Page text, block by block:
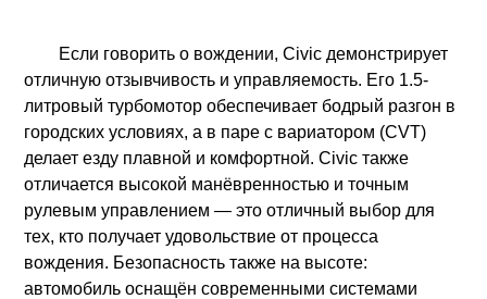
Если говорить о вождении, Civic демонстрирует
отличную отзывчивость и управляемость. Его 1.5-
литровый турбомотор обеспечивает бодрый разгон в
городских условиях, а в паре с вариатором (CVT)
делает езду плавной и комфортной. Civic также
отличается высокой манёвренностью и точным
рулевым управлением — это отличный выбор для
тех, кто получает удовольствие от процесса
вождения. Безопасность также на высоте:
автомобиль оснащён современными системами